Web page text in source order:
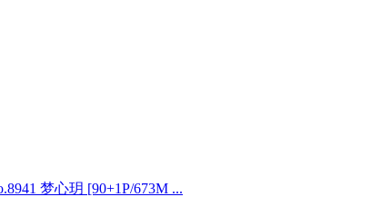
梦心玥 [90+1P/673M ...